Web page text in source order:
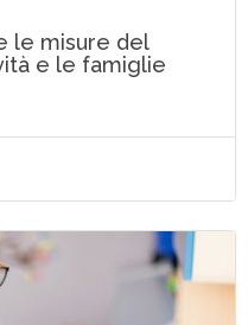
le misure del
e le famiglie